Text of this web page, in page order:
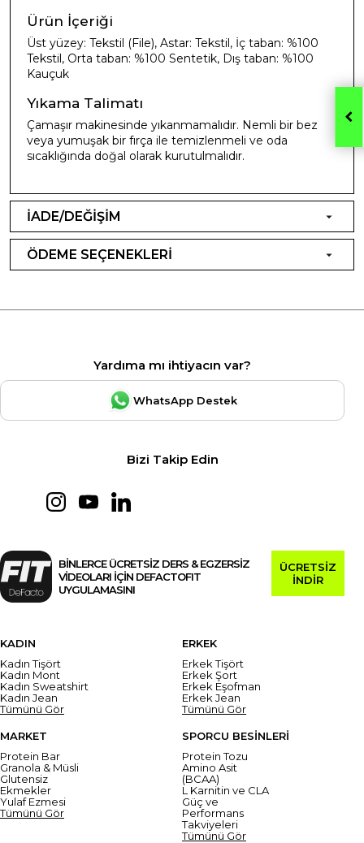
Ürün İçeriği
Üst yüzey: Tekstil (File), Astar: Tekstil, İç taban: %100
Tekstil, Orta taban: %100 Sentetik, Dış taban: %100
Kauçuk
Yıkama Talimatı
Çamaşır makinesinde yıkanmamalıdır. Nemli bir bez
veya yumuşak bir fırça ile temizlenmeli ve oda
sıcaklığında doğal olarak kurutulmalıdır.
İADE/DEĞİŞİM
ÖDEME SEÇENEKLERİ
Yardıma mı ihtiyacın var?
WhatsApp Destek
Bizi Takip Edin
BİNLERCE ÜCRETSİZ DERS & EGZERSİZ
VİDEOLARI İÇİN DEFACTOFIT
UYGULAMASINI
ÜCRETSİZ
İNDİR
KADIN
Kadın Tişört
Kadın Mont
Kadın Sweatshirt
Kadın Jean
Tümünü Gör
ERKEK
Erkek Tişört
Erkek Şort
Erkek Eşofman
Erkek Jean
Tümünü Gör
MARKET
Protein Bar
Granola & Müsli
Glutensiz
Ekmekler
Yulaf Ezmesi
Tümünü Gör
SPORCU BESİNLERİ
Protein Tozu
Amino Asit
(BCAA)
L Karnitin ve CLA
Güç ve
Performans
Takviyeleri
Tümünü Gör